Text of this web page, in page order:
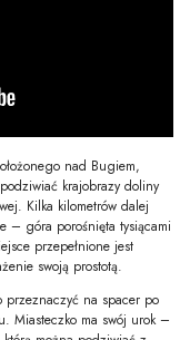
nad Bugiem,
krajobrazy doliny
Kilka kilometrów dalej
– góra porośnięta tysiącami
przepełnione jest
swoją prostotą.
przeznaczyć na spacer po
Miasteczko ma swój urok –